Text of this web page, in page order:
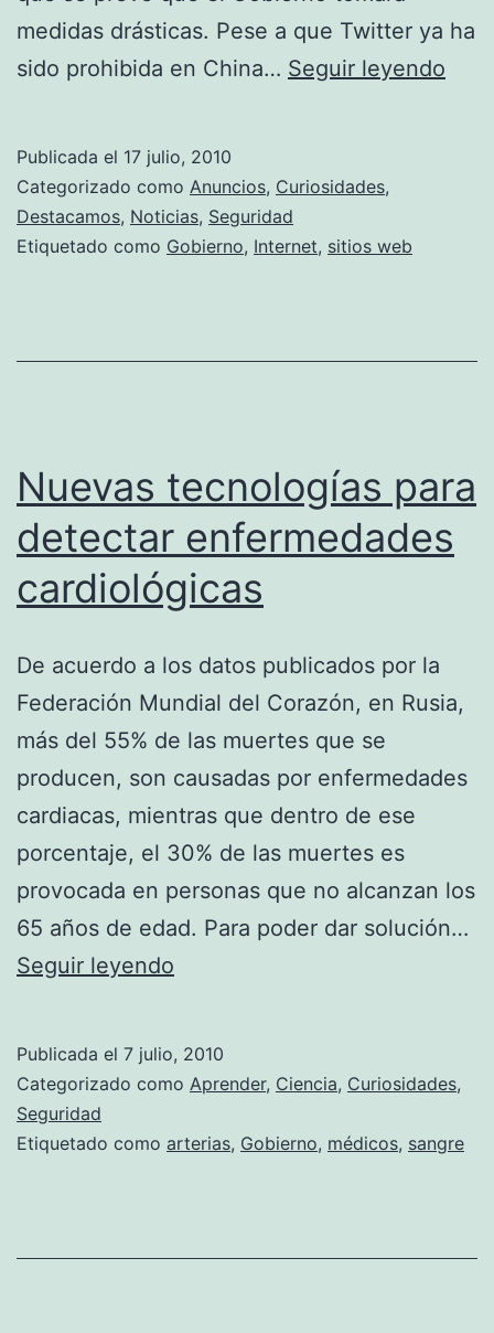
medidas drásticas. Pese a que Twitter ya ha
sido prohibida en China… Seguir leyendo
Publicada el 17 julio, 2010
Categorizado como Anuncios, Curiosidades,
Destacamos, Noticias, Seguridad
Etiquetado como Gobierno, Internet, sitios web
Nuevas tecnologías para
detectar enfermedades
cardiológicas
De acuerdo a los datos publicados por la
Federación Mundial del Corazón, en Rusia,
más del 55% de las muertes que se
producen, son causadas por enfermedades
cardiacas, mientras que dentro de ese
porcentaje, el 30% de las muertes es
provocada en personas que no alcanzan los
65 años de edad. Para poder dar solución…
Seguir leyendo
detectar
cardiológicas
Publicada el 7 julio, 2010
Categorizado como Aprender, Ciencia, Curiosidades,
Seguridad
Etiquetado como arterias, Gobierno, médicos, sangre